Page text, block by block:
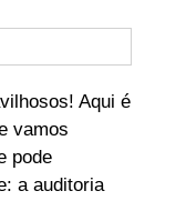
Aqui é
vamos
pode
a auditoria